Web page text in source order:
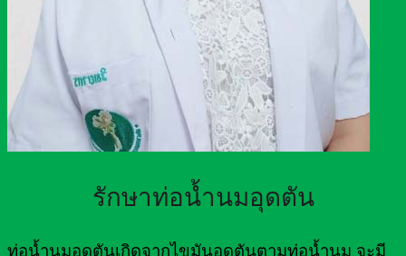
รักษาท่อน้ำนมอุดตัน
ท่อน้ำนมอุดตันเกิดจากไขมันอุดตันตามท่อน้ำนม จะมี